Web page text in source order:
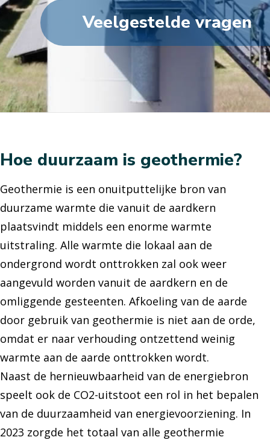
Veelgestelde vragen
Hoe duurzaam is geothermie?
Geothermie is een onuitputtelijke bron van
duurzame warmte die vanuit de aardkern
plaatsvindt middels een enorme warmte
uitstraling. Alle warmte die lokaal aan de
ondergrond wordt onttrokken zal ook weer
aangevuld worden vanuit de aardkern en de
omliggende gesteenten. Afkoeling van de aarde
door gebruik van geothermie is niet aan de orde,
omdat er naar verhouding ontzettend weinig
warmte aan de aarde onttrokken wordt.
Naast de hernieuwbaarheid van de energiebron
speelt ook de CO2-uitstoot een rol in het bepalen
van de duurzaamheid van energievoorziening. In
2023 zorgde het totaal van alle geothermie